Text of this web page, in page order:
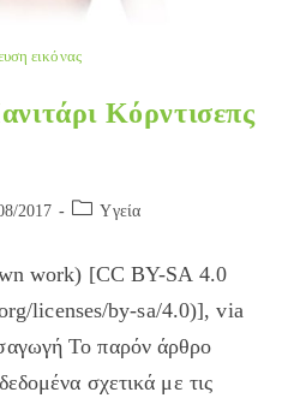
εικόνας
Κόρντισεπς
2017
PostYγεία
work) [CC BY-SA 4.0
licenses/by-sa/4.0)], via
Το παρόν άρθρο
σχετικά με τις